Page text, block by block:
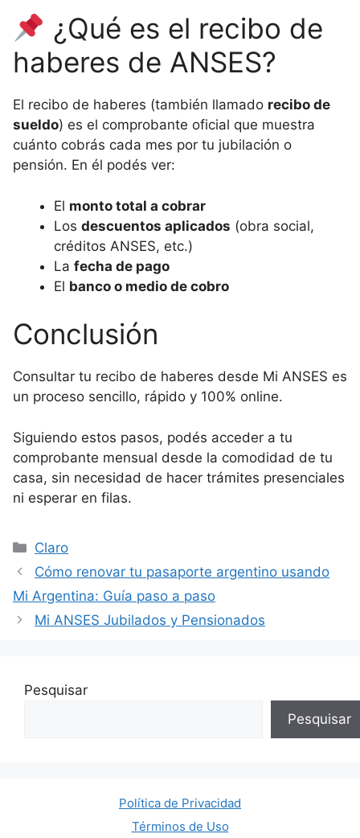
¿Qué es el recibo de
haberes de ANSES?
El recibo de haberes (también llamado recibo de
sueldo) es el comprobante oficial que muestra
cuánto cobrás cada mes por tu jubilación o
pensión. En él podés ver:
El monto total a cobrar
Los descuentos aplicados (obra social,
créditos ANSES, etc.)
La fecha de pago
El banco o medio de cobro
Conclusión
Consultar tu recibo de haberes desde Mi ANSES es
un proceso sencillo, rápido y 100% online.
Siguiendo estos pasos, podés acceder a tu
comprobante mensual desde la comodidad de tu
casa, sin necesidad de hacer trámites presenciales
ni esperar en filas.
Categorías
Claro
Cómo renovar tu pasaporte argentino usando
Mi Argentina: Guía paso a paso
Mi ANSES Jubilados y Pensionados
Pesquisar
Pesquisar
Política de Privacidad
Términos de Uso